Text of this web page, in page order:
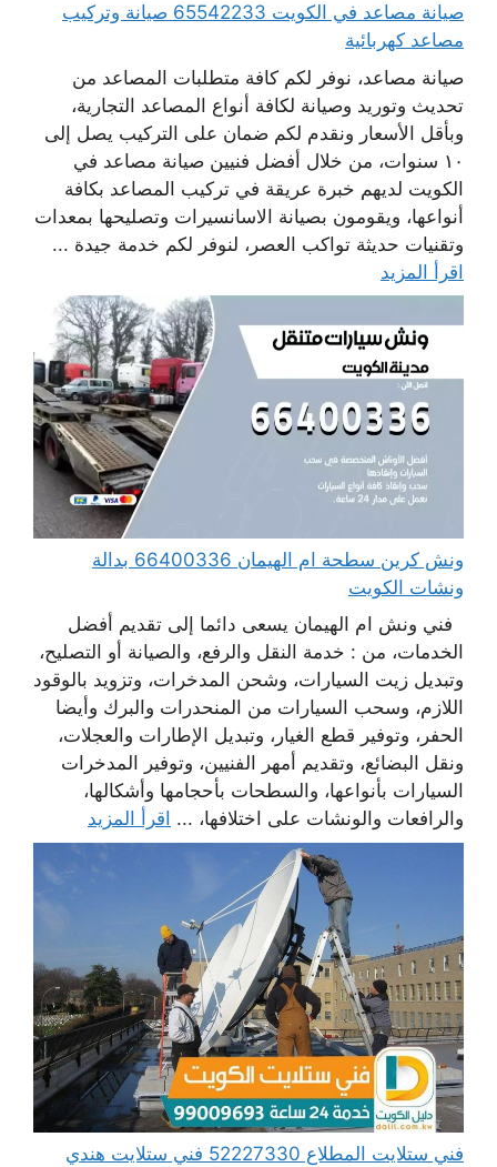
صيانة مصاعد في الكويت 65542233 صيانة وتركيب
مصاعد كهربائية
صيانة مصاعد، نوفر لكم كافة متطلبات المصاعد من
تحديث وتوريد وصيانة لكافة أنواع المصاعد التجارية،
وبأقل الأسعار ونقدم لكم ضمان على التركيب يصل إلى
١٠ سنوات، من خلال أفضل فنيين صيانة مصاعد في
الكويت لديهم خبرة عريقة في تركيب المصاعد بكافة
أنواعها، ويقومون بصيانة الاسانسيرات وتصليحها بمعدات
وتقنيات حديثة تواكب العصر، لنوفر لكم خدمة جيدة ...
اقرأ المزيد
ونش كرين سطحة ام الهيمان 66400336 بدالة
ونشات الكويت
فني ونش ام الهيمان يسعى دائما إلى تقديم أفضل
الخدمات، من : خدمة النقل والرفع، والصيانة أو التصليح،
وتبديل زيت السيارات، وشحن المدخرات، وتزويد بالوقود
اللازم، وسحب السيارات من المنحدرات والبرك وأيضا
الحفر، وتوفير قطع الغيار، وتبديل الإطارات والعجلات،
ونقل البضائع، وتقديم أمهر الفنيين، وتوفير المدخرات
السيارات بأنواعها، والسطحات بأحجامها وأشكالها،
والرافعات والونشات على اختلافها، ... اقرأ المزيد
فني ستلايت المطلاع 52227330 فني ستلايت هندي